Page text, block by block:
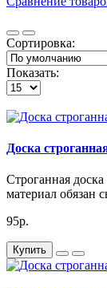
Сортировка:
Показать:
Доска
Строганная
материал обязан
95р.
Купить